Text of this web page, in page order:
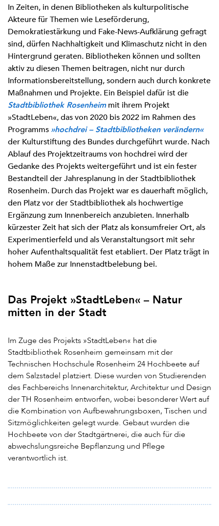
In Zeiten, in denen Bibliotheken als kulturpolitische
Akteure für Themen wie Leseförderung,
Demokratiestärkung und Fake-News-Aufklärung gefragt
sind, dürfen Nachhaltigkeit und Klimaschutz nicht in den
Hintergrund geraten. Bibliotheken können und sollten
aktiv zu diesen Themen beitragen, nicht nur durch
Informationsbereitstellung, sondern auch durch konkrete
Maßnahmen und Projekte. Ein Beispiel dafür ist die
Stadtbibliothek Rosenheimmit ihrem Projekt
»StadtLeben«, das von 2020 bis 2022 im Rahmen des
Programms »hochdrei – Stadtbibliotheken verändern«
der Kulturstiftung des Bundes durchgeführt wurde. Nach
Ablauf des Projektzeitraums von hochdrei wird der
Gedanke des Projekts weitergeführt und ist ein fester
Bestandteil der Jahresplanung in der Stadtbibliothek
Rosenheim. Durch das Projekt war es dauerhaft möglich,
den Platz vor der Stadtbibliothek als hochwertige
Ergänzung zum Innenbereich anzubieten. Innerhalb
kürzester Zeit hat sich der Platz als konsumfreier Ort, als
Experimentierfeld und als Veranstaltungsort mit sehr
hoher Aufenthaltsqualität fest etabliert. Der Platz trägt in
hohem Maße zur Innenstadtbelebung bei.
Das Projekt »StadtLeben« – Natur
mitten in der Stadt
Im Zuge des Projekts »StadtLeben« hat die
Stadtbibliothek Rosenheim gemeinsam mit der
Technischen Hochschule Rosenheim 24 Hochbeete auf
dem Salzstadel platziert. Diese wurden von Studierenden
des Fachbereichs Innenarchitektur, Architektur und Design
der TH Rosenheim entworfen, wobei besonderer Wert auf
die Kombination von Aufbewahrungsboxen, Tischen und
Sitzmöglichkeiten gelegt wurde. Gebaut wurden die
Hochbeete von der Stadtgärtnerei, die auch für die
abwechslungsreiche Bepflanzung und Pflege
verantwortlich ist.